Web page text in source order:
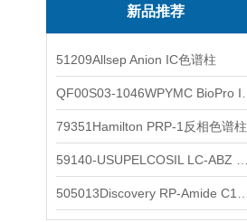
新品推荐
51209Allsep Anion IC色谱柱
79351Hamilton PRP-1反相色谱柱